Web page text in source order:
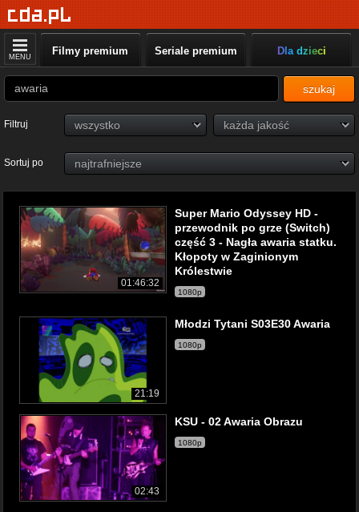
MENU Filmy premium Seriale premium Dla dzieci
szukaj
Filtruj
Sortuj po
01:46:32
Super Mario Odyssey HD -
przewodnik po grze (Switch)
część 3 - Nagła awaria statku.
Kłopoty w Zaginionym
Królestwie
1080p
21:19
Młodzi Tytani S03E30 Awaria
1080p
02:43
KSU - 02 Awaria Obrazu
1080p